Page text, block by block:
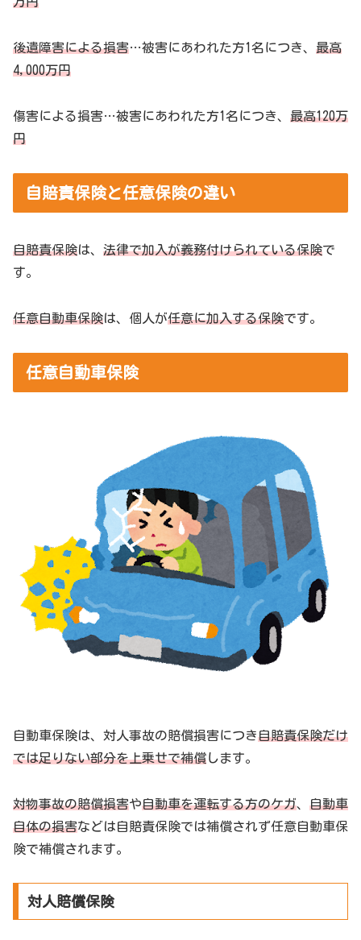
後遺障害による損害…被害にあわれた方1名につき、 最高
4,000万円
傷害による損害…被害にあわれた方1名につき、 最高120万
円
自賠責保険と任意保険の違い
自賠責保険は、 法律で加入が義務付けられている保険で
す。
任意自動車保険は、個人が任意に加入する保険です。
任意自動車保険
自動車保険は、対人事故の賠償損害につき自賠責保険だけ
では足りない部分を上乗せで補償します。
対物事故の賠償損害や自動車を運転する方のケガ、 自動車
自体の損害などは自賠責保険では補償されず任意自動車保
険で補償されます。
対人賠償保険